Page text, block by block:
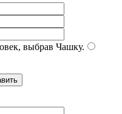
выбрав Чашку.